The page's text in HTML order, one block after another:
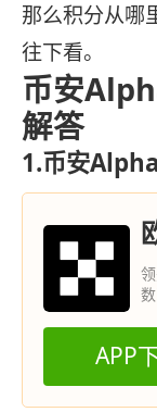
那么积分从哪
往下看。
币安
解答
1.币安
APP